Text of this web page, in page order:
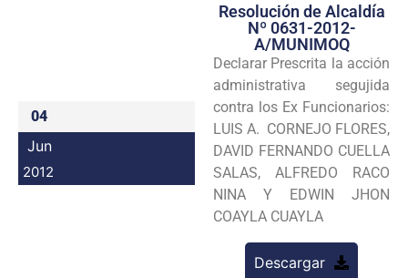
Transparencia
Seguridad
Programas
Intranet
04
Jun
2012
Resolución de Alcaldía
Nº 0631-2012-
A/MUNIMOQ
Declarar Prescrita la acción
administrativa segujida
contra los Ex Funcionarios:
LUIS A. CORNEJO FLORES,
DAVID FERNANDO CUELLA
SALAS, ALFREDO RACO
NINA Y EDWIN JHON
COAYLA CUAYLA
Descargar